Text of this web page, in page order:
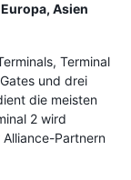
Asien
Terminal
und drei
die meisten
2 wird
Partnern